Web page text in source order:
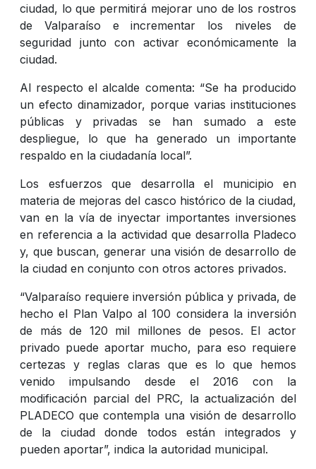
ciudad, lo que permitirá mejorar uno de los rostros
de Valparaíso e incrementar los niveles de
seguridad junto con activar económicamente la
ciudad.
Al respecto el alcalde comenta: “Se ha producido
un efecto dinamizador, porque varias instituciones
públicas y privadas se han sumado a este
despliegue, lo que ha generado un importante
respaldo en la ciudadanía local”.
Los esfuerzos que desarrolla el municipio en
materia de mejoras del casco histórico de la ciudad,
van en la vía de inyectar importantes inversiones
en referencia a la actividad que desarrolla Pladeco
y, que buscan, generar una visión de desarrollo de
la ciudad en conjunto con otros actores privados.
“Valparaíso requiere inversión pública y privada, de
hecho el Plan Valpo al 100 considera la inversión
de más de 120 mil millones de pesos. El actor
privado puede aportar mucho, para eso requiere
certezas y reglas claras que es lo que hemos
venido impulsando desde el 2016 con la
modificación parcial del PRC, la actualización del
PLADECO que contempla una visión de desarrollo
de la ciudad donde todos están integrados y
pueden aportar”, indica la autoridad municipal.